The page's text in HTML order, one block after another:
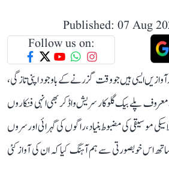
Published: 07 Aug
Follow us on:
آوازیں ایسی ہیں جو وقت گزرنے کے باوجود اپنی تازگی،
معروف پلے بیک گلوکار سریش واڈکر بھی انہی فنکاروں
موسیقی کی مضبوط بنیاد، راگوں کی گہرائی اور سروں
اس خوبصورتی سے ہم آہنگ کیا کہ ان کی آواز کئی